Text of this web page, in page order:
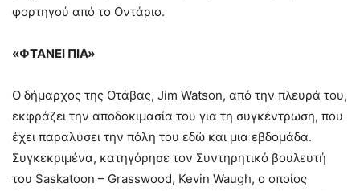
φορτηγού από το Οντάριο.
«ΦΤΑΝΕΙ ΠΙΑ»
Ο δήμαρχος της Οτάβας, Jim Watson, από την πλευρά του,
εκφράζει την αποδοκιμασία του για τη συγκέντρωση, που
έχει παραλύσει την πόλη του εδώ και μια εβδομάδα.
Συγκεκριμένα, κατηγόρησε τον Συντηρητικό βουλευτή
του Saskatoon – Grasswood, Kevin Waugh, ο οποίος